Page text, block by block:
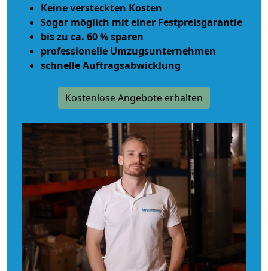
Keine versteckten Kosten
Sogar möglich mit einer Festpreisgarantie
bis zu ca. 60 % sparen
professionelle Umzugsunternehmen
schnelle Auftragsabwicklung
Kostenlose Angebote erhalten